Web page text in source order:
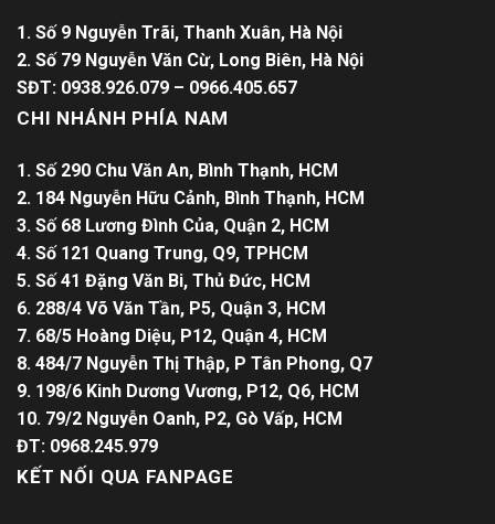
1. Số 9 Nguyễn Trãi, Thanh Xuân, Hà Nội
2. Số 79 Nguyễn Văn Cừ, Long Biên, Hà Nội
SĐT: 0938.926.079 – 0966.405.657
CHI NHÁNH PHÍA NAM
1. Số 290 Chu Văn An, Bình Thạnh, HCM
2. 184 Nguyễn Hữu Cảnh, Bình Thạnh, HCM
3. Số 68 Lương Đình Của, Quận 2, HCM
4. Số 121 Quang Trung, Q9, TPHCM
5. Số 41 Đặng Văn Bi, Thủ Đức, HCM
6. 288/4 Võ Văn Tần, P5, Quận 3, HCM
7. 68/5 Hoàng Diệu, P12, Quận 4, HCM
8. 484/7 Nguyễn Thị Thập, P Tân Phong, Q7
9. 198/6 Kinh Dương Vương, P12, Q6, HCM
10. 79/2 Nguyễn Oanh, P2, Gò Vấp, HCM
ĐT: 0968.245.979
KẾT NỐI QUA FANPAGE